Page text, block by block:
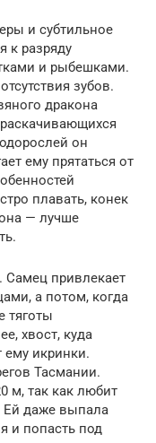
и субтильное
к разряду
и рыбешками.
зубов.
дракона
он
ему прятаться от
плавать, конек
— лучше
привлекает
а потом, когда
тяготы
хвост, куда
ему икринки.
Тасмании.
м, так как любит
Ей даже выпала
и попасть под